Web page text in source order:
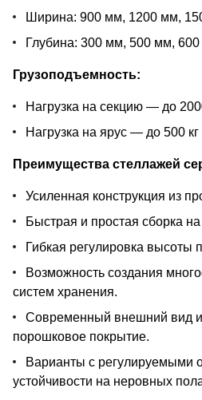
Ширина: 900 мм, 1200 мм,
Глубина: 300 мм, 500 мм,
Грузоподъемность:
Нагрузка на секцию — до
Нагрузка на ярус — до 500 кг
Преимущества стеллажей
Усиленная конструкция из
Быстрая и простая сборка на
Гибкая регулировка высоты
Возможность создания
систем хранения.
Современный внешний вид и
порошковое покрытие.
Варианты с регулируемыми
устойчивости на неровных